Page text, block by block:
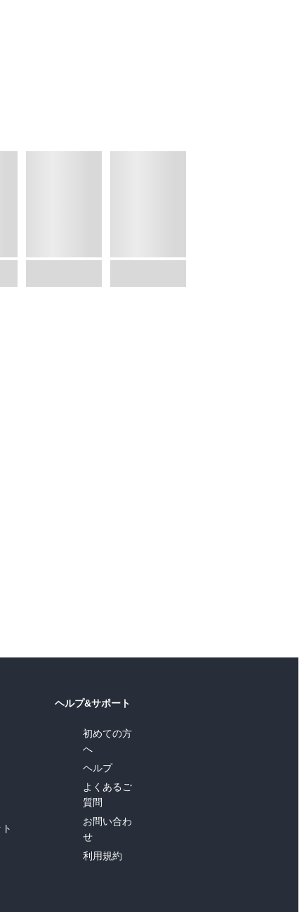
ヘルプ&サポート
初めての方
へ
ヘルプ
よくあるご
質問
お問い合わ
せ
利用規約